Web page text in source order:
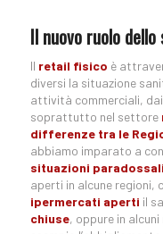
Il nuovo ruolo
Il retail fisico è
diversi la situazione
attività commerciali, dai
soprattutto nel settore
differenze tra le
abbiamo imparato a
situazioni paradossali
aperti in alcune regioni,
ipermercati aperti il
chiuse, oppure in